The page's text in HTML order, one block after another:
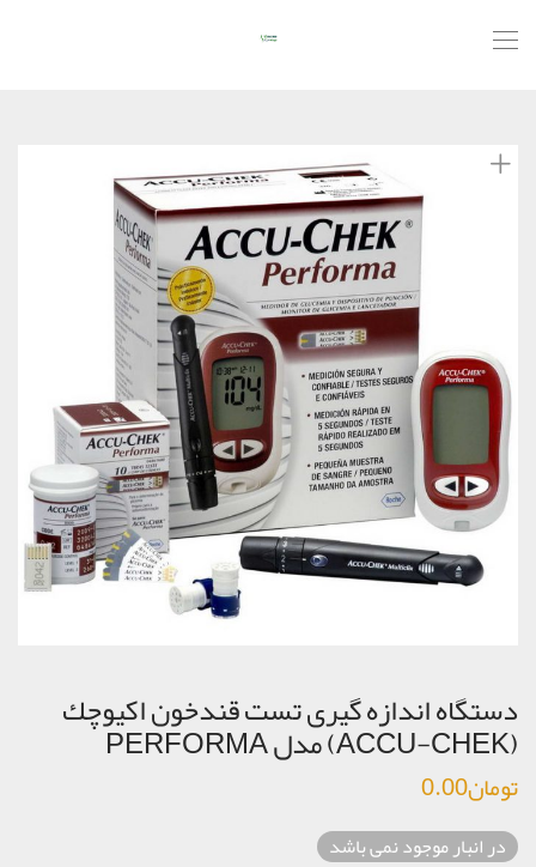
دستگاه اندازه گیری تست قندخون اكيوچك
(ACCU-CHEK) مدل PERFORMA
تومان0.00
در انبار موجود نمی باشد